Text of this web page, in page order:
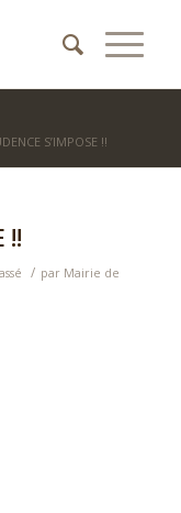
S’IMPOSE !!
!!
/ par Mairie de